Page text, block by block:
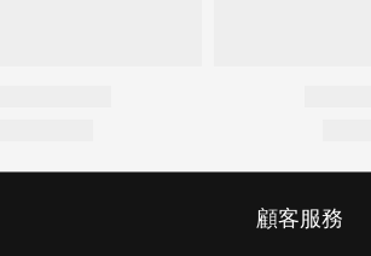
顧客服務